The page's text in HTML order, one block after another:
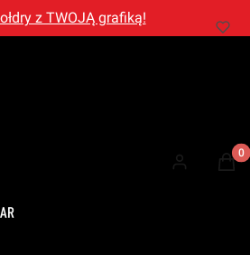
z TWOJĄ grafiką!
Zaloguj się